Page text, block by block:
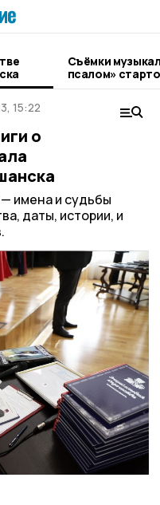
Съёмки
псалом»
15:22
о
имена и судьбы
даты, истории, и